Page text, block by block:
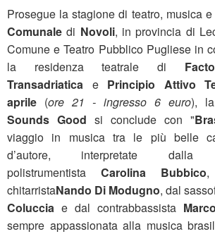
Prosegue la stagione di teatro, musica
Comunaledi Novoli, in provincia di
Comune e Teatro Pubblico Pugliese in
la residenza teatrale di
Transadriatica e Principio Attivo
aprile (ore 21 - ingresso 6 euro),
Sounds Good si conclude con "
viaggio in musica tra le più belle
d’autore, interpretate
polistrumentistaCarolina Bubbico,
chitarristaNando Di Modugno, dal
Coluccia e dal contrabbassista
sempre appassionata alla musica